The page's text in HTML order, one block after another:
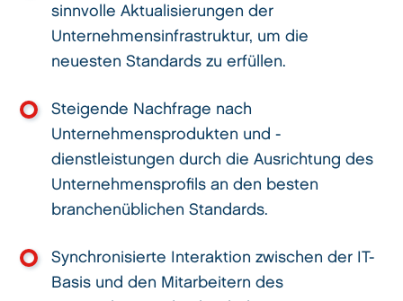
sinnvolle Aktualisierungen der
Unternehmensinfrastruktur, um die
neuesten Standards zu erfüllen.
Steigende Nachfrage nach
Unternehmensprodukten und -
dienstleistungen durch die Ausrichtung des
Unternehmensprofils an den besten
branchenüblichen Standards.
Synchronisierte Interaktion zwischen der IT-
Basis und den Mitarbeitern des